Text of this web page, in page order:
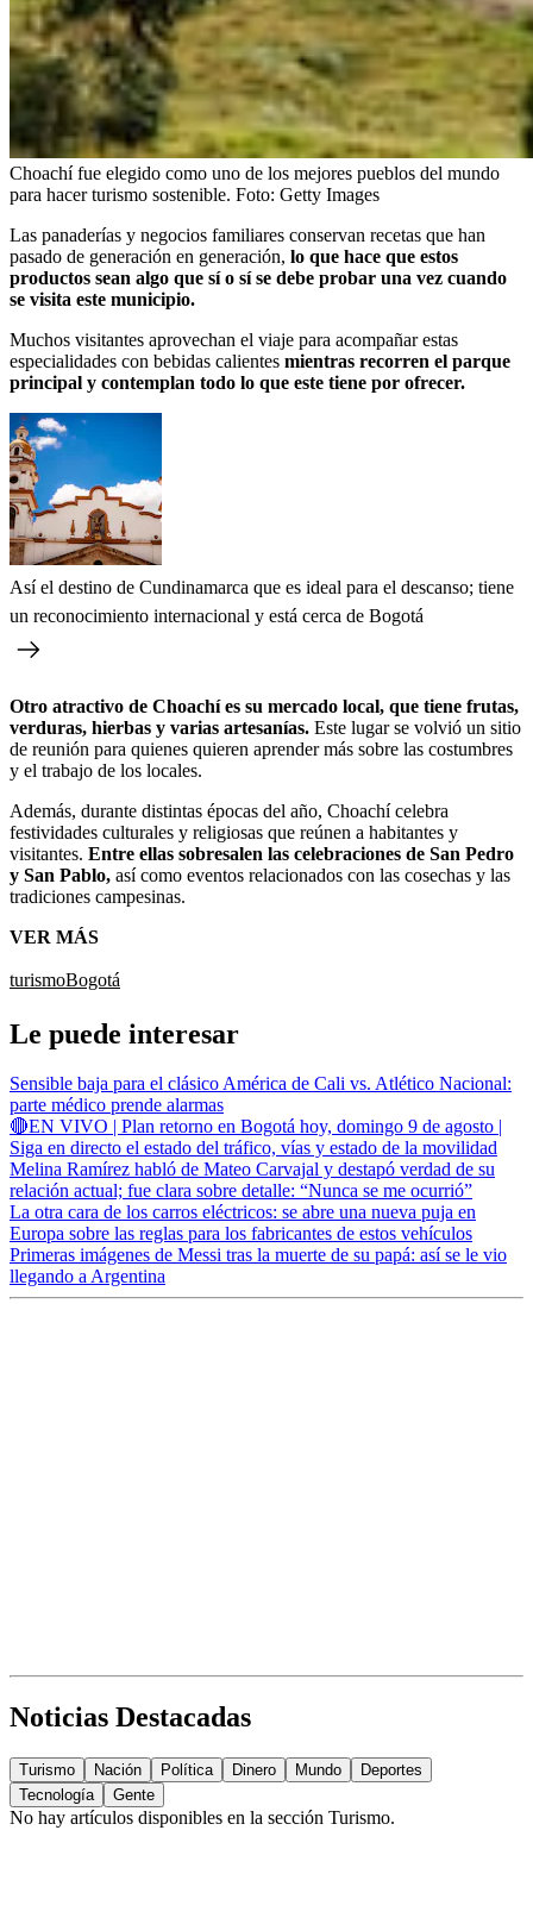
Choachí fue elegido como uno de los mejores pueblos del mundo
para hacer turismo sostenible. Foto: Getty Images
Las panaderías y negocios familiares conservan recetas que han
pasado de generación en generación, lo que hace que estos
productos sean algo que sí o sí se debe probar una vez cuando
se visita este municipio.
Muchos visitantes aprovechan el viaje para acompañar estas
especialidades con bebidas calientes mientras recorren el parque
principal y contemplan todo lo que este tiene por ofrecer.
Así el destino de Cundinamarca que es ideal para el descanso; tiene
un reconocimiento internacional y está cerca de Bogotá
Otro atractivo de Choachí es su mercado local, que tiene frutas,
verduras, hierbas y varias artesanías. Este lugar se volvió un sitio
de reunión para quienes quieren aprender más sobre las costumbres
y el trabajo de los locales.
Además, durante distintas épocas del año, Choachí celebra
festividades culturales y religiosas que reúnen a habitantes y
visitantes. Entre ellas sobresalen las celebraciones de San Pedro
y San Pablo, así como eventos relacionados con las cosechas y las
tradiciones campesinas.
VER MÁS
turismoBogotá
Le puede interesar
Sensible baja para el clásico América de Cali vs. Atlético Nacional:
parte médico prende alarmas
🔴EN VIVO | Plan retorno en Bogotá hoy, domingo 9 de agosto |
Siga en directo el estado del tráfico, vías y estado de la movilidad
Melina Ramírez habló de Mateo Carvajal y destapó verdad de su
relación actual; fue clara sobre detalle: “Nunca se me ocurrió”
La otra cara de los carros eléctricos: se abre una nueva puja en
Europa sobre las reglas para los fabricantes de estos vehículos
Primeras imágenes de Messi tras la muerte de su papá: así se le vio
llegando a Argentina
Noticias Destacadas
Turismo Nación Política Dinero Mundo
Deportes
Tecnología
Gente
No hay artículos disponibles en la sección Turismo.